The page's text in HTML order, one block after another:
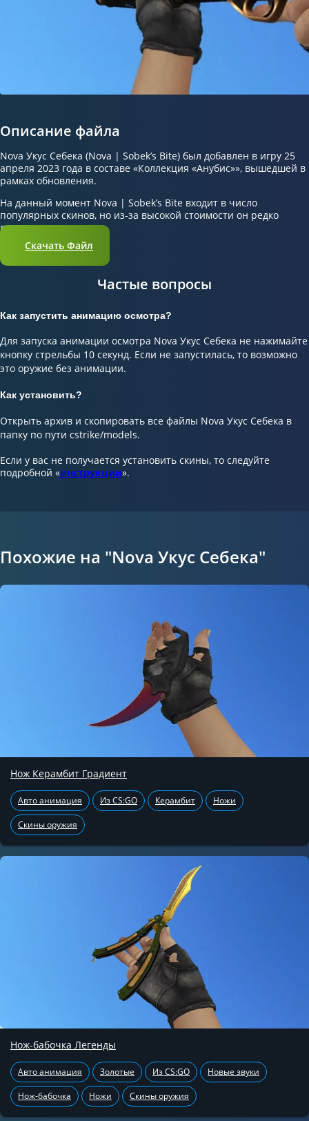
Описание файла
Nova Укус Себека (Nova | Sobek’s Bite) был добавлен в игру 25
апреля 2023 года в составе «Коллекция «Анубис»», вышедшей в
рамках обновления.
На данный момент Nova | Sobek’s Bite входит в число
популярных скинов, но из-за высокой стоимости он редко
встречается в игре.
Скачать Файл
Частые вопросы
Как запустить анимацию осмотра?
Для запуска анимации осмотра Nova Укус Себека не нажимайте
кнопку стрельбы 10 секунд. Если не запустилась, то возможно
это оружие без анимации.
Как установить?
Открыть архив и скопировать все файлы Nova Укус Себека в
папку по пути cstrike/models.
Если у вас не получается установить скины, то следуйте
подробной «инструкции».
Похожие на "Nova Укус Себека"
Нож Керамбит Градиент
Авто анимация Из CS:GO Керамбит Ножи
Скины оружия
Нож-бабочка Легенды
Авто анимация Золотые Из CS:GO Новые звуки
Нож-бабочка Ножи Скины оружия